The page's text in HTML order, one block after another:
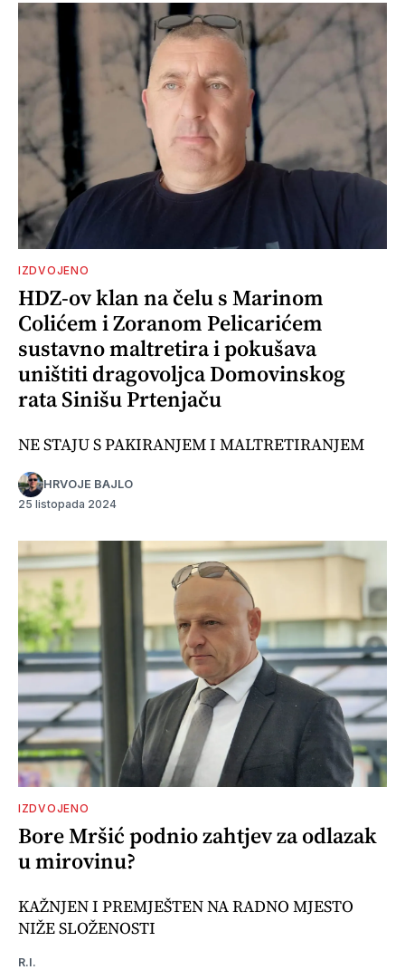
IZDVOJENO
HDZ-ov klan na čelu s Marinom
Colićem i Zoranom Pelicarićem
sustavno maltretira i pokušava
uništiti dragovoljca Domovinskog
rata Sinišu Prtenjaču
NE STAJU S PAKIRANJEM I MALTRETIRANJEM
HRVOJE BAJLO
25 listopada 2024
IZDVOJENO
Bore Mršić podnio zahtjev za odlazak
u mirovinu?
KAŽNJEN I PREMJEŠTEN NA RADNO MJESTO
NIŽE SLOŽENOSTI
R.I.